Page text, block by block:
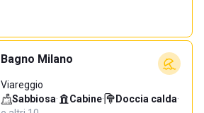
Bagno Milano
Viareggio
Sabbiosa· Cabine· Doccia calda·